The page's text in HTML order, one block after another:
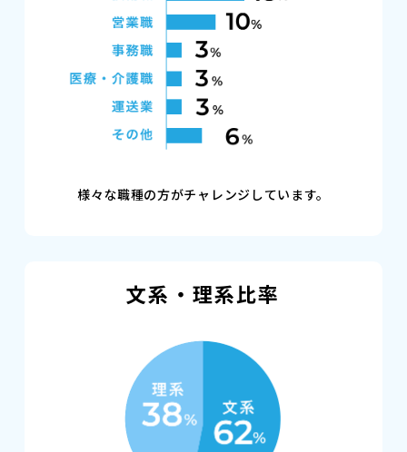
様々な職種の方がチャレンジしています。
文系・理系比率